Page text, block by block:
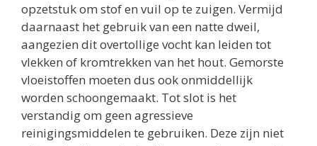
opzetstuk om stof en vuil op te zuigen. Vermijd
daarnaast het gebruik van een natte dweil,
aangezien dit overtollige vocht kan leiden tot
vlekken of kromtrekken van het hout. Gemorste
vloeistoffen moeten dus ook onmiddellijk
worden schoongemaakt. Tot slot is het
verstandig om geen agressieve
reinigingsmiddelen te gebruiken. Deze zijn niet